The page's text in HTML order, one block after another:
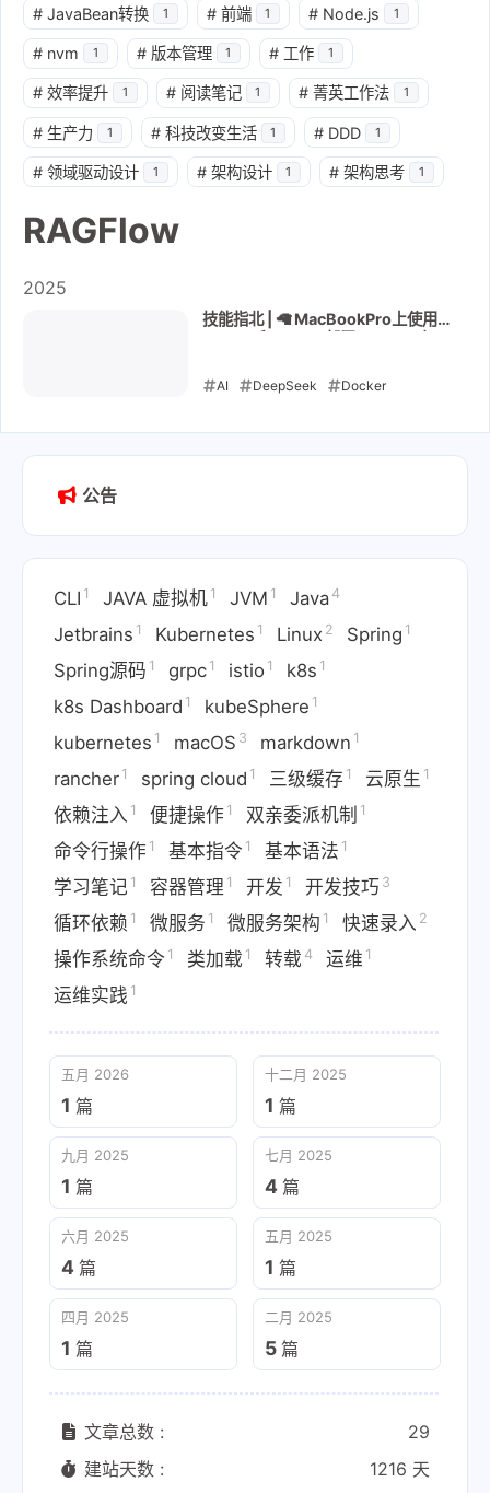
# JavaBean转换 1 # 前端 1 # Node.js 1
# nvm 1 # 版本管理 1 # 工作 1
# 效率提升 1 # 阅读笔记 1 # 菁英工作法 1
# 生产力 1 # 科技改变生活 1 # DDD 1
# 领域驱动设计 1 # 架构设计 1 # 架构思考 1
RAGFlow
2025
技能指北 | 🦙 MacBookPro上使用
AI DeepSeek Docker
程 技能指北
公告
CLI 1 JAVA 虚拟机 1 JVM 1 Java 4
Jetbrains 1 Kubernetes 1 Linux 2 Spring 1
Spring源码 1 grpc 1 istio 1 k8s 1
k8s Dashboard 1 kubeSphere 1
kubernetes 1 macOS 3 markdown 1
rancher 1 spring cloud 1 三级缓存 1 云原生 1
依赖注入 1 便捷操作 1 双亲委派机制 1
命令行操作 1 基本指令 1 基本语法 1
学习笔记 1 容器管理 1 开发 1 开发技巧 3
循环依赖 1 微服务 1 微服务架构 1 快速录入 2
操作系统命令 1 类加载 1 转载 4 运维 1
运维实践 1
五月 2026
1 篇
十二月 2025
1 篇
九月 2025
1 篇
七月 2025
4 篇
六月 2025
4 篇
五月 2025
1 篇
四月 2025
1 篇
二月 2025
5 篇
文章总数 :
29
建站天数 :
1216 天